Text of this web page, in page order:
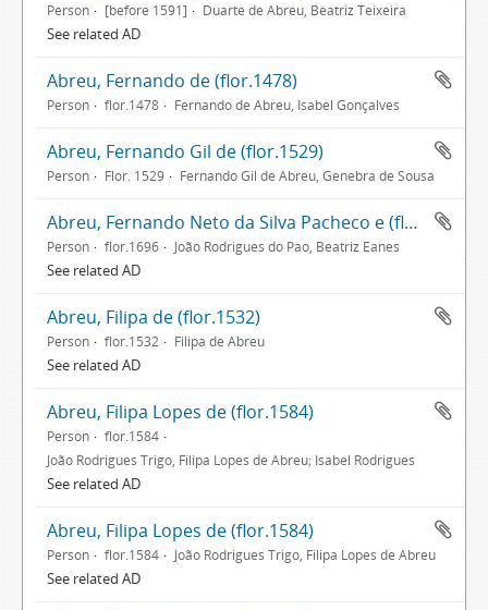
Person [before 1591] Duarte de Abreu, Beatriz Teixeira
See related AD
Abreu, Fernando de (flor.1478)
Person flor.1478 Fernando de Abreu, Isabel Gonçalves
Abreu, Fernando Gil de (flor.1529)
Person Flor. 1529 Fernando Gil de Abreu, Genebra de Sousa
Abreu, Fernando Neto da Silva Pacheco e (flor.1696)
Person flor.1696 João Rodrigues do Pao, Beatriz Eanes
See related AD
Abreu, Filipa de (flor.1532)
Person flor.1532 Filipa de Abreu
See related AD
Abreu, Filipa Lopes de (flor.1584)
Person
flor.1584
João Rodrigues Trigo, Filipa Lopes de Abreu; Isabel Rodrigues
See related AD
Abreu, Filipa Lopes de (flor.1584)
Person flor.1584 João Rodrigues Trigo, Filipa Lopes de Abreu
See related AD